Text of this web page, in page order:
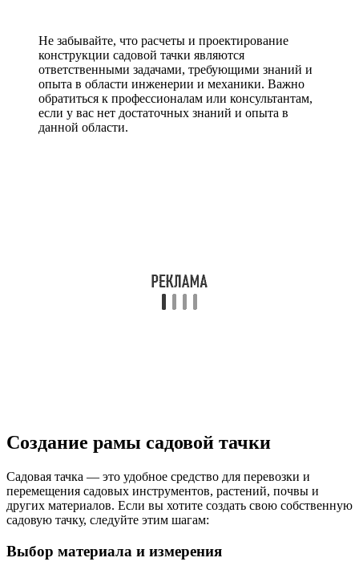
Не забывайте, что расчеты и проектирование
конструкции садовой тачки являются
ответственными задачами, требующими знаний и
опыта в области инженерии и механики. Важно
обратиться к профессионалам или консультантам,
если у вас нет достаточных знаний и опыта в
данной области.
Создание рамы садовой тачки
Садовая тачка — это удобное средство для перевозки и
перемещения садовых инструментов, растений, почвы и
других материалов. Если вы хотите создать свою собственную
садовую тачку, следуйте этим шагам:
Выбор материала и измерения